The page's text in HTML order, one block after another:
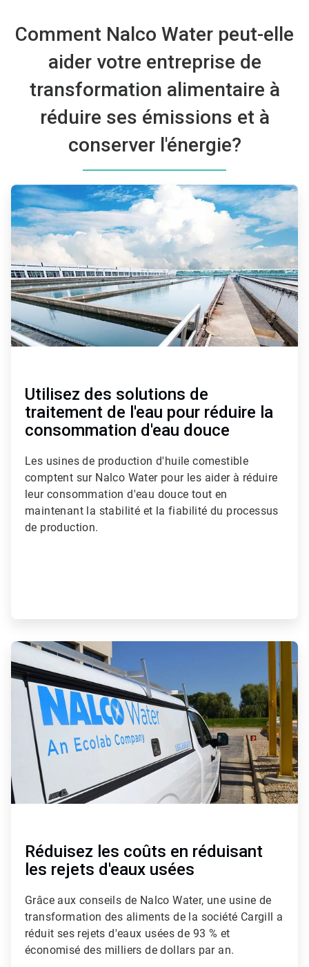
Comment Nalco Water peut-elle
aider votre entreprise de
transformation alimentaire à
réduire ses émissions et à
conserver l'énergie?
ArticleTile
de
3
Utilisez des solutions de
traitement de l'eau pour réduire la
consommation d'eau douce​​​​​​​
Les usines de production d'huile comestible
comptent sur Nalco Water pour les aider à réduire
leur consommation d'eau douce tout en
maintenant la stabilité et la fiabilité du processus
de production.​​​​​​​
ArticleTile
2
de
Réduisez les coûts en réduisant
les rejets d'eaux usées​​​​​​​
Grâce aux conseils de Nalco Water, une usine de
transformation des aliments de la société Cargill a
réduit ses rejets d'eaux usées de 93 % et
économisé des milliers de dollars par an.